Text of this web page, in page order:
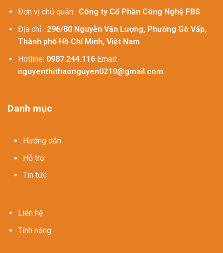
Đơn vị chủ quản : Công ty Cổ Phần Công Nghệ FBS
Địa chỉ : 296/80 Nguyễn Văn Lượng, Phường Gò Vấp,
Thành phố Hồ Chí Minh, Việt Nam
Hotline: 0987.244.116Email:
nguyenthithaonguyen0210@gmail.com
Danh mục
Hướng dẫn
Hỗ trợ
Tin tức
Liên hệ
Tính năng